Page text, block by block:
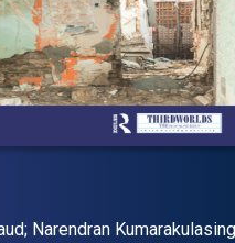
‎Narendran